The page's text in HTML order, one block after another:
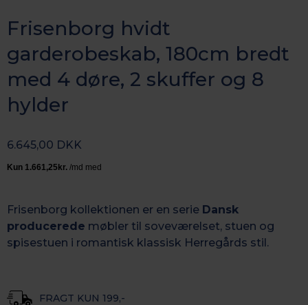
Frisenborg hvidt
garderobeskab, 180cm bredt
med 4 døre, 2 skuffer og 8
hylder
6.645,00 DKK
Frisenborg kollektionen er en serie Dansk
producerede møbler til soveværelset, stuen og
spisestuen i romantisk klassisk Herregårds stil.
FRAGT KUN 199,-